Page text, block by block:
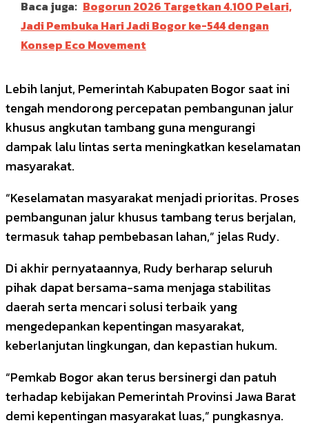
Baca juga: Bogorun 2026 Targetkan 4.100 Pelari,
Jadi Pembuka Hari Jadi Bogor ke-544 dengan
Konsep Eco Movement
Lebih lanjut, Pemerintah Kabupaten Bogor saat ini
tengah mendorong percepatan pembangunan jalur
khusus angkutan tambang guna mengurangi
dampak lalu lintas serta meningkatkan keselamatan
masyarakat.
“Keselamatan masyarakat menjadi prioritas. Proses
pembangunan jalur khusus tambang terus berjalan,
termasuk tahap pembebasan lahan,” jelas Rudy.
Di akhir pernyataannya, Rudy berharap seluruh
pihak dapat bersama-sama menjaga stabilitas
daerah serta mencari solusi terbaik yang
mengedepankan kepentingan masyarakat,
keberlanjutan lingkungan, dan kepastian hukum.
“Pemkab Bogor akan terus bersinergi dan patuh
terhadap kebijakan Pemerintah Provinsi Jawa Barat
demi kepentingan masyarakat luas,” pungkasnya.